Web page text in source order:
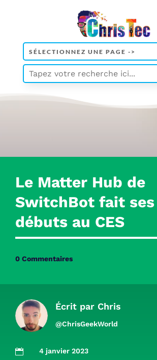
Le Matter Hub de
SwitchBot fait ses
débuts au CES
0 Commentaires
Écrit par Chris
@ChrisGeekWorld
 4 janvier 2023